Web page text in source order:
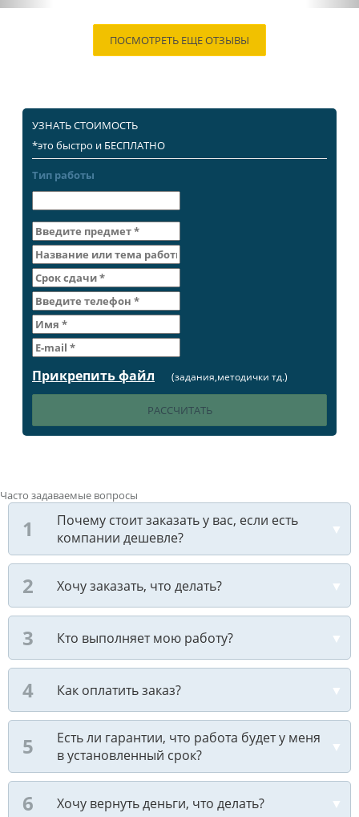
ПОСМОТРЕТЬ ЕЩЕ ОТЗЫВЫ
УЗНАТЬ СТОИМОСТЬ
*это быстро и БЕСПЛАТНО
Тип работы
Прикрепить файл (задания,методички тд.)
Часто задаваемые вопросы
Почему стоит заказать у вас, если есть
компании дешевле?
Хочу заказать, что делать?
Кто выполняет мою работу?
Как оплатить заказ?
Есть ли гарантии, что работа будет у меня
в установленный срок?
Хочу вернуть деньги, что делать?